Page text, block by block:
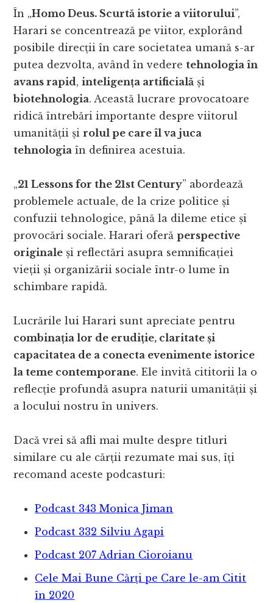
În „Homo Deus. Scurtă istorie a viitorului”,
Harari se concentrează pe viitor, explorând
posibile direcții în care societatea umană s-ar
putea dezvolta, având în vederetehnologia în
avans rapid,inteligența artificială și
biotehnologia. Această lucrare provocatoare
ridică întrebări importante despre viitorul
umanității șirolul pe care îl va juca
tehnologia în definirea acestuia.
„21 Lessons for the 21st Century” abordează
problemele actuale, de la crize politice și
confuzii tehnologice, până la dileme etice și
provocări sociale. Harari oferăperspective
originale și reflectări asupra semnificației
vieții și organizării sociale într-o lume în
schimbare rapidă.
Lucrările lui Harari sunt apreciate pentru
combinația lor de erudiție, claritate și
capacitatea de a conecta evenimente istorice
la teme contemporane. Ele invită cititorii la o
reflecție profundă asupra naturii umanității și
a locului nostru în univers.
Dacă vrei să afli mai multe despre titluri
similare cu ale cărții rezumate mai sus, îți
recomand aceste podcasturi:
Podcast 343 Monica Jiman
Podcast 332 Silviu Agapi
Podcast 207 Adrian Cioroianu
Cele Mai Bune Cărți pe Care le-am Citit
în 2020